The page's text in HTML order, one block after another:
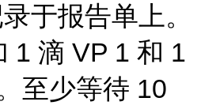
于报告单上。
1 滴 VP 1 和 1
至少等待 10